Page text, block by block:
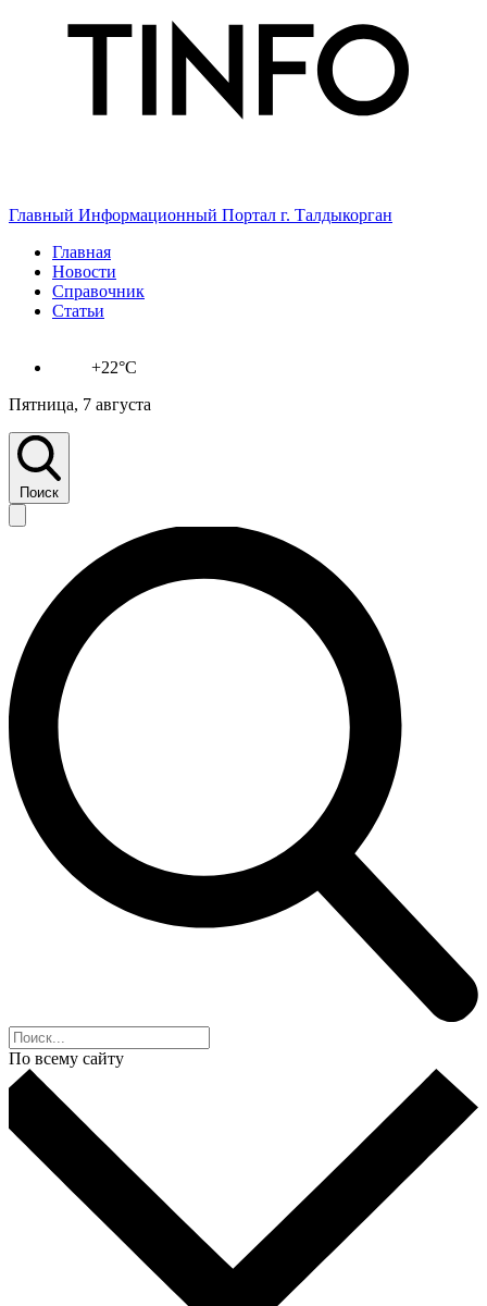
Главный Информационный Портал г. Талдыкорган
Главная
Новости
Справочник
Статьи
+22°C
Пятница, 7 августа
Поиск
По всему сайту